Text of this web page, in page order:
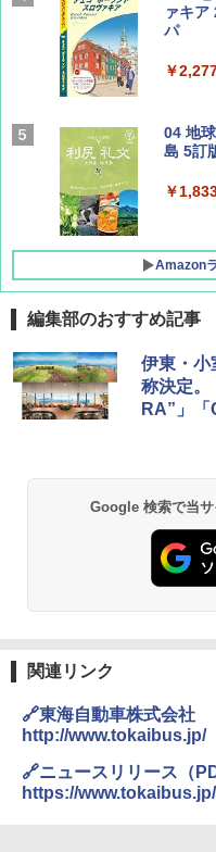
￥1,540
サライ
ァキア
パ
￥
04 地
島 5訂
￥
Amazon
[キャ
プテン
ッとサ
ッシュ
テント
人用
ーチ ピ
易 トイ
￥
ラソル
防水
き
026リ
コンパ
￥
￥680
熊撃退
【日
編集部のおすすめ記事
伊東・小
称決定。
RA”」
Google 検索で当サ
関連リンク
🔗東海自動車株式会社
http://www.tokaibus.jp/
🔗ニュースリリース（
https://